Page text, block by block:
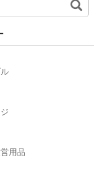
用品